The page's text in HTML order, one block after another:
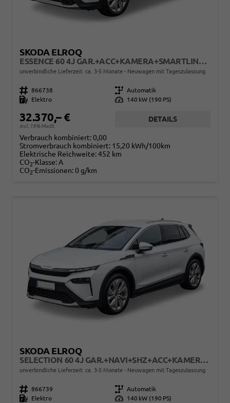
SKODA ELROQ
ESSENCE 60 4J GAR.+ACC+KAMERA+SMARTLINK+KLIMA+LED
unverbindliche Lieferzeit: ca. 3-5 Monate Neuwagen mit Tageszulassung
Fahrzeugnr. 866738 Getriebe Automatik
Kraftstoff
Elektro Leistung 140 kW (190 PS)
32.370,– €
incl. 19% MwSt.
DETAILS
Verbrauch kombiniert:0,00
Stromverbrauch kombiniert: 15,20 kWh/100km
Elektrische Reichweite:452 km
CO2-Klasse:A
CO2-Emissionen:0 g/km
SKODA ELROQ
SELECTION 60 4J GAR.+NAVI+SHZ+ACC+KAMERA+19" ALU+SMARTLINK+KLIMA+LED
unverbindliche Lieferzeit: ca. 3-5 Monate Neuwagen mit Tageszulassung
Fahrzeugnr. 866739 Getriebe Automatik
Kraftstoff
Elektro Leistung 140 kW (190 PS)